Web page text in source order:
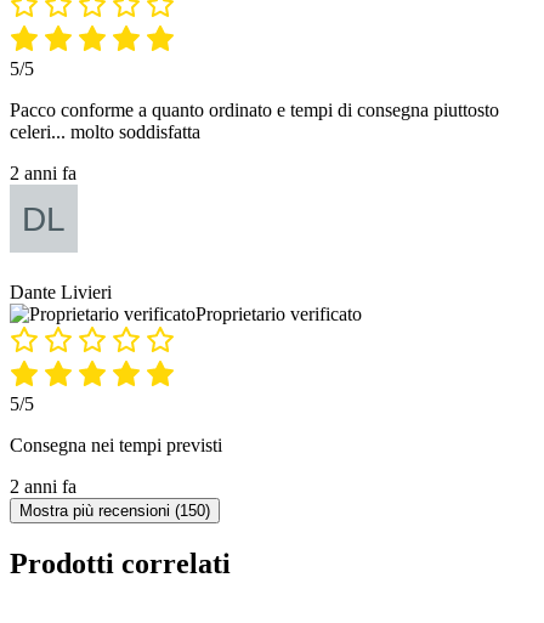
5/5
Pacco conforme a quanto ordinato e tempi di consegna piuttosto
celeri... molto soddisfatta
2 anni fa
Dante Livieri
Proprietario verificato
5/5
Consegna nei tempi previsti
2 anni fa
Mostra più recensioni (150)
Prodotti correlati